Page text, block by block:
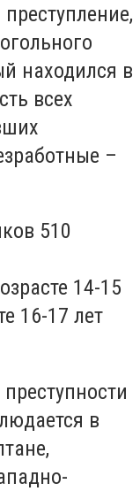
находился в
всех
–
510
14-15
16-17 лет
в